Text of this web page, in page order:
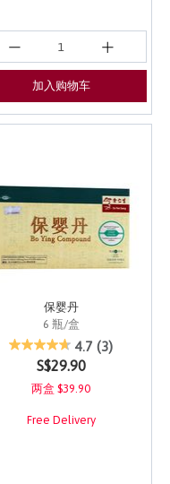
加入购物车
保婴丹
6 瓶/盒
5 out of 5 Customer
4.7 (3)
S$29.90
两盒 $39.90
Free Delivery